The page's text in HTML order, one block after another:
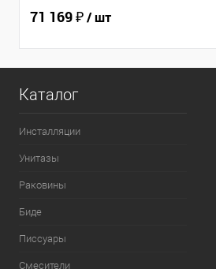
71 169 ₽/ шт
Каталог
Инсталляции
Унитазы
Раковины
Биде
Писсуары
Смесители